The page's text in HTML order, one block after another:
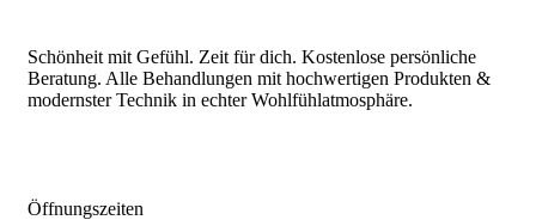
Schönheit mit Gefühl. Zeit für dich. Kostenlose persönliche
Beratung. Alle Behandlungen mit hochwertigen Produkten &
modernster Technik in echter Wohlfühlatmosphäre.
Öffnungszeiten